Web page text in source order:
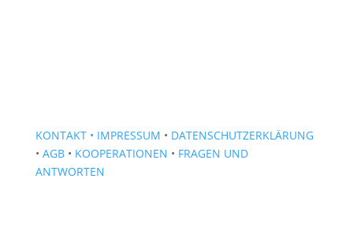
KONTAKT • IMPRESSUM • DATENSCHUTZERKLÄRUNG
• AGB• KOOPERATIONEN • FRAGEN UND
ANTWORTEN